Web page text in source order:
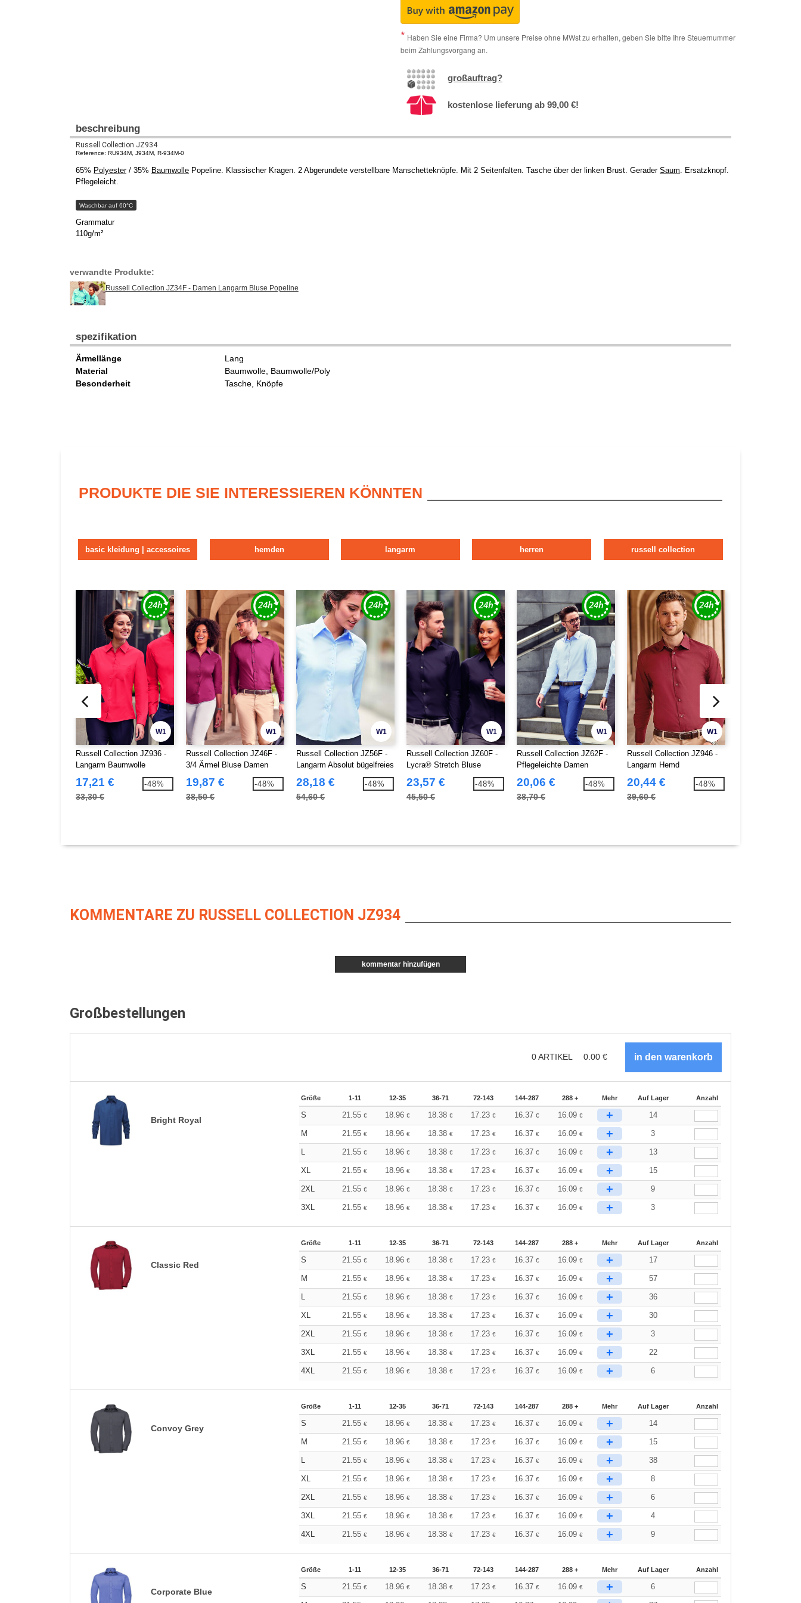
Haben Sie eine Firma? Um unsere Preise ohne MWst zu erhalten, geben Sie bitte Ihre Steuernummer
beim Zahlungsvorgang an.
großauftrag?
kostenlose lieferung ab 99,00 €!
beschreibung
Russell Collection JZ934
Reference: RU934M, J934M, R-934M-0
65% Polyester/ 35% Baumwolle Popeline. Klassischer Kragen. 2 Abgerundete verstellbare Manschetteknöpfe. Mit 2 Seitenfalten. Tasche über der linken Brust. Gerader Saum . Ersatzknopf.
Pflegeleicht.
Waschbar auf 60°C
Grammatur
110g/m²
verwandte Produkte:
Russell Collection JZ34F - Damen Langarm Bluse Popeline
spezifikation
Ärmellänge
Lang
Material
Baumwolle, Baumwolle/Poly
Besonderheit
Tasche, Knöpfe
PRODUKTE DIE SIE INTERESSIEREN KÖNNTEN
basic kleidung | accessoires hemden langarm herren russell collection
W1
Russell Collection JZ936 -
Langarm Baumwolle
Pflegeleicht Poplin Hemd
17,21 €
33,30 €
-48%
W1
Russell Collection JZ46F -
3/4 Ärmel Bluse Damen
19,87 €
38,50 €
-48%
W1
Russell Collection JZ56F -
Langarm Absolut bügelfreies
28,18 €
54,60 €
-48%
W1
Russell Collection JZ60F -
Lycra® Stretch Bluse
23,57 €
45,50 €
-48%
W1
Russell Collection JZ62F -
Pflegeleichte Damen
20,06 €
38,70 €
-48%
W1
Russell Collection JZ946 -
Langarm Hemd
20,44 €
39,60 €
-48%
KOMMENTARE ZU RUSSELL COLLECTION JZ934
kommentar hinzufügen
Großbestellungen
0ARTIKEL 0.00 €
Bright Royal
Größe 1-11 12-35 36-71 72-143 144-287 288 + Mehr Auf Lager Anzahl
S 21.55€ 18.96€ 18.38€ 17.23€ 16.37 € 16.09 € + 14
M 21.55€ 18.96€ 18.38€ 17.23€ 16.37 € 16.09 € + 3
L 21.55€ 18.96€ 18.38€ 17.23€ 16.37 € 16.09 € + 13
XL 21.55€ 18.96€ 18.38€ 17.23€ 16.37 € 16.09 € + 15
2XL 21.55€ 18.96€ 18.38€ 17.23€ 16.37 € 16.09 € + 9
3XL 21.55€ 18.96€ 18.38€ 17.23€ 16.37 € 16.09 € + 3
Classic Red
Größe 1-11 12-35 36-71 72-143 144-287 288 + Mehr Auf Lager Anzahl
S 21.55€ 18.96€ 18.38€ 17.23€ 16.37 € 16.09 € + 17
M 21.55€ 18.96€ 18.38€ 17.23€ 16.37 € 16.09 € + 57
L 21.55€ 18.96€ 18.38€ 17.23€ 16.37 € 16.09 € + 36
XL 21.55€ 18.96€ 18.38€ 17.23€ 16.37 € 16.09 € + 30
2XL 21.55€ 18.96€ 18.38€ 17.23€ 16.37 € 16.09 € + 3
3XL 21.55€ 18.96€ 18.38€ 17.23€ 16.37 € 16.09 € + 22
4XL 21.55€ 18.96€ 18.38€ 17.23€ 16.37 € 16.09 € + 6
Convoy Grey
Größe 1-11 12-35 36-71 72-143 144-287 288 + Mehr Auf Lager Anzahl
S 21.55€ 18.96€ 18.38€ 17.23€ 16.37 € 16.09 € + 14
M 21.55€ 18.96€ 18.38€ 17.23€ 16.37 € 16.09 € + 15
L 21.55€ 18.96€ 18.38€ 17.23€ 16.37 € 16.09 € + 38
XL 21.55€ 18.96€ 18.38€ 17.23€ 16.37 € 16.09 € + 8
2XL 21.55€ 18.96€ 18.38€ 17.23€ 16.37 € 16.09 € + 6
3XL 21.55€ 18.96€ 18.38€ 17.23€ 16.37 € 16.09 € + 4
4XL 21.55€ 18.96€ 18.38€ 17.23€ 16.37 € 16.09 € + 9
Corporate Blue
Größe 1-11 12-35 36-71 72-143 144-287 288 + Mehr Auf Lager Anzahl
S 21.55€ 18.96€ 18.38€ 17.23€ 16.37 € 16.09 € + 6